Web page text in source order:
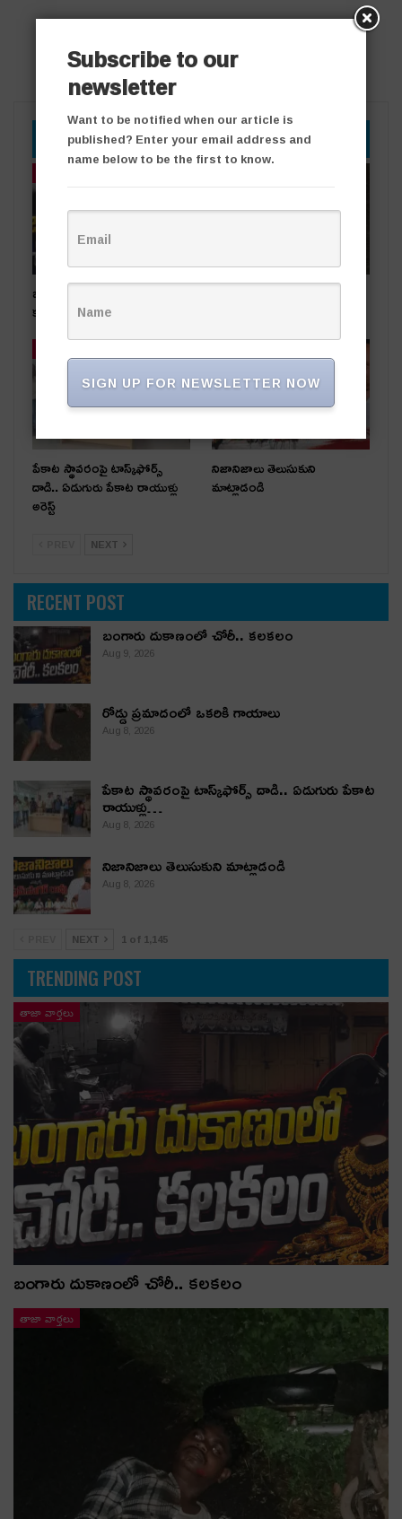
YOU MIGHT ALSO LIKE
బంగారు దుకాణంలో చోరీ..
కలకలం
రోడ్డు ప్రమాదంలో ఒకరికి గాయాలు
పేకాట స్థావరంపై టాస్క్‌ఫోర్స్
దాడి.. ఏడుగురు పేకాట రాయుళ్లు
అరెస్ట్
నిజానిజాలు తెలుసుకుని
మాట్లాడండి
NEXT
RECENT POST
బంగారు దుకాణంలో చోరీ.. కలకలం
Aug 9, 2026
రోడ్డు ప్రమాదంలో ఒకరికి గాయాలు
Aug 8, 2026
పేకాట స్థావరంపై టాస్క్‌ఫోర్స్ దాడి.. ఏడుగురు పేకాట
రాయుళ్లు…
Aug 8, 2026
నిజానిజాలు తెలుసుకుని మాట్లాడండి
Aug 8, 2026
NEXT 1 of 1,145
TRENDING POST
తాజా వార్తలు
బంగారు దుకాణంలో చోరీ.. కలకలం
తాజా వార్తలు
Subscribe to our
newsletter
Want to be notified when our article is
published? Enter your email address and
name below to be the first to know.
SIGN UP FOR NEWSLETTER NOW